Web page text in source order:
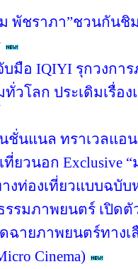
พัชราภา”ชวนกันชิ
บมือ IQIYI รุกวงกา
ลก ประเดิมเรื่องแร
ชั่นแนล ทราเวลแอ
ยวนอก Exclusive
งท่องเที่ยวแบบฉบั
รมภาพยนตร์ เปิดตั
ฉายภาพยนตร์ทาง
Cinema)